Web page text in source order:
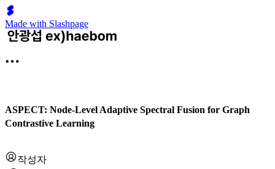
Made with Slashpage
ASPECT: Node-Level Adaptive Spectral Fusion for Graph
Contrastive Learning
작성자